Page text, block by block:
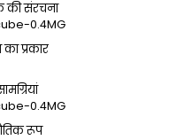
संरचना
0.4MG
का प्रकार
0.4MG
रूप